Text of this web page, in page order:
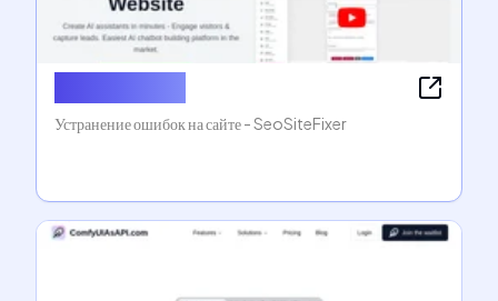
Устранение ошибок на сайте - SeoSiteFixer